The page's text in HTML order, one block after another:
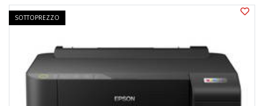
SOTTOPREZZO